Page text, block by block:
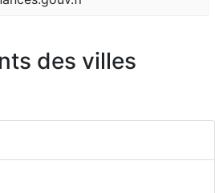
des villes